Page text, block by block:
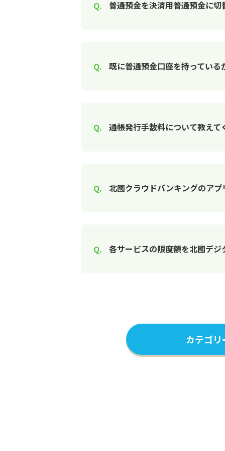
普通預金を決済用普通預金に切
既に普通預金口座を持ってい
通帳発行手数料について教えて
北國クラウドバンキングのア
各サービスの限度額を北國デ
カテゴ